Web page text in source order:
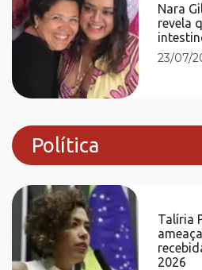
Nara
revela
23/07/
Política
Talíria
2026